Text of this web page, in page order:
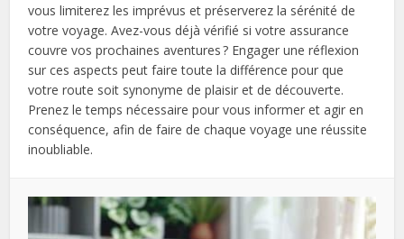
vous limiterez les imprévus et préserverez la sérénité de
votre voyage. Avez-vous déjà vérifié si votre assurance
couvre vos prochaines aventures ? Engager une réflexion
sur ces aspects peut faire toute la différence pour que
votre route soit synonyme de plaisir et de découverte.
Prenez le temps nécessaire pour vous informer et agir en
conséquence, afin de faire de chaque voyage une réussite
inoubliable.